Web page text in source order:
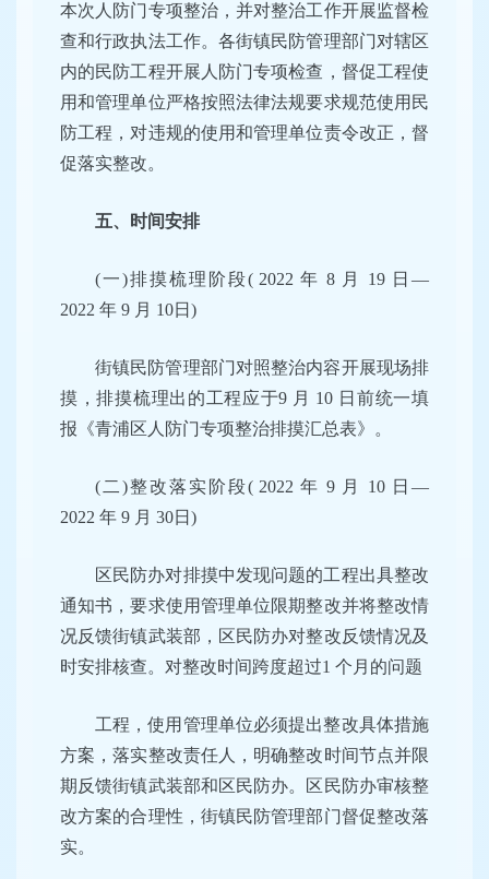
本次人防门专项整治，并对整治工作开展监督检
查和行政执法工作。各街镇民防管理部门对辖区
内的民防工程开展人防门专项检查，督促工程使
用和管理单位严格按照法律法规要求规范使用民
防工程，对违规的使用和管理单位责令改正，督
促落实整改。
五、时间安排
(一)排摸梳理阶段( 2022 年 8 月 19 日—
2022 年 9 月 10日)
街镇民防管理部门对照整治内容开展现场排
摸，排摸梳理出的工程应于9 月 10 日前统一填
报《青浦区人防门专项整治排摸汇总表》。
(二)整改落实阶段( 2022 年 9 月 10 日—
2022 年 9 月 30日)
区民防办对排摸中发现问题的工程出具整改
通知书，要求使用管理单位限期整改并将整改情
况反馈街镇武装部，区民防办对整改反馈情况及
时安排核查。对整改时间跨度超过1 个月的问题
工程，使用管理单位必须提出整改具体措施
方案，落实整改责任人，明确整改时间节点并限
期反馈街镇武装部和区民防办。区民防办审核整
改方案的合理性，街镇民防管理部门督促整改落
实。